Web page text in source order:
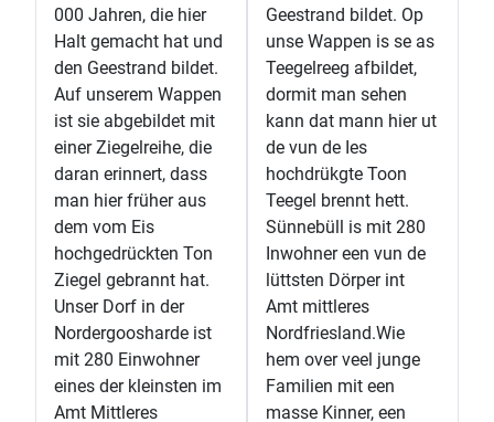
000 Jahren, die hier
Halt gemacht hat und
den Geestrand bildet.
Auf unserem Wappen
ist sie abgebildet mit
einer Ziegelreihe, die
daran erinnert, dass
man hier früher aus
dem vom Eis
hochgedrückten Ton
Ziegel gebrannt hat.
Unser Dorf in der
Nordergoosharde ist
mit 280 Einwohner
eines der kleinsten im
Amt Mittleres
Geestrand bildet. Op
unse Wappen is se as
Teegelreeg afbildet,
dormit man sehen
kann dat mann hier ut
de vun de Ies
hochdrükgte Toon
Teegel brennt hett.
Sünnebüll is mit 280
Inwohner een vun de
lüttsten Dörper int
Amt mittleres
Nordfriesland.Wie
hem over veel junge
Familien mit een
masse Kinner, een